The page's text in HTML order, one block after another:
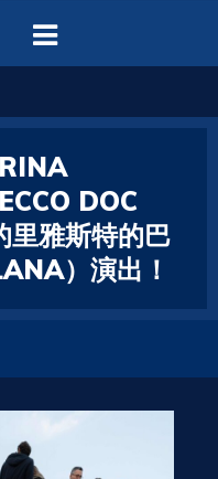
DOC
里雅斯特的巴
）演出！